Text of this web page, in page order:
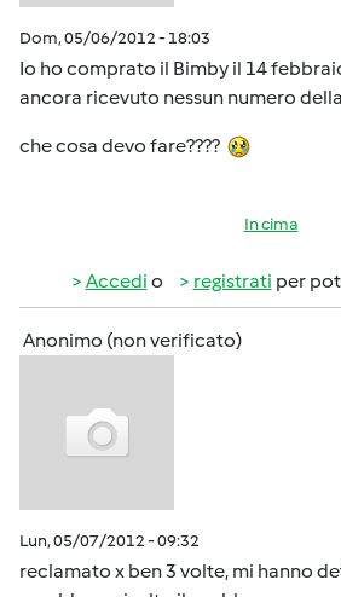
Dom, 05/06/2012 - 18:03
Io ho comprato il Bimby il 14
ancora ricevuto nessun numero
che cosa devo fare????
In cima
Accedi o registrati per
Anonimo (non verificato)
Lun, 05/07/2012 - 09:32
reclamato x ben 3 volte, mi hanno